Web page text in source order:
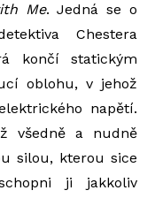
Me. Jedná se o
Chestera
končí statickým
oblohu, v jehož
napětí.
všedně a nudně
silou, kterou sice
ji jakkoliv